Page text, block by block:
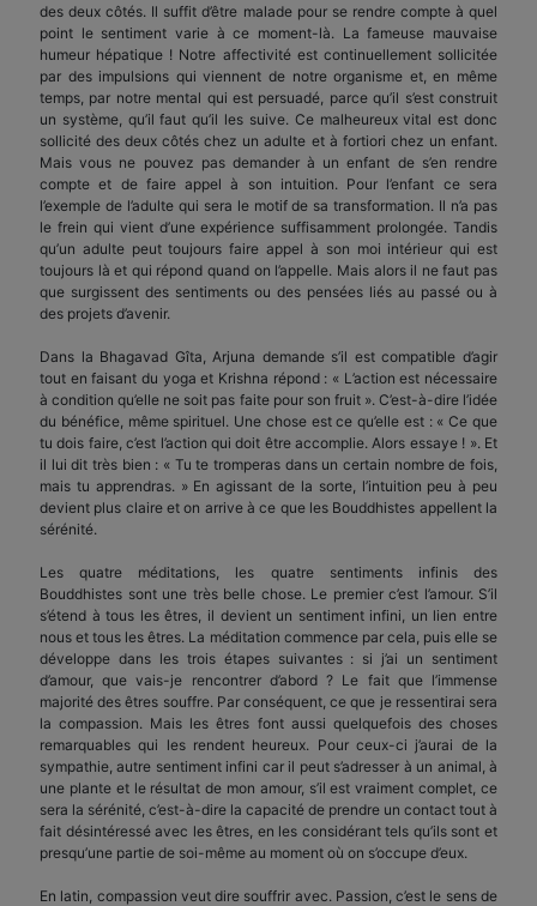
des deux côtés. Il suffit d’être malade pour se rendre compte à quel
point le sentiment varie à ce moment-là. La fameuse mauvaise
humeur hépatique ! Notre affectivité est continuellement sollicitée
par des impulsions qui viennent de notre organisme et, en même
temps, par notre mental qui est persuadé, parce qu’il s’est construit
un système, qu’il faut qu’il les suive. Ce malheureux vital est donc
sollicité des deux côtés chez un adulte et à fortiori chez un enfant.
Mais vous ne pouvez pas demander à un enfant de s’en rendre
compte et de faire appel à son intuition. Pour l’enfant ce sera
l’exemple de l’adulte qui sera le motif de sa transformation. Il n’a pas
le frein qui vient d’une expérience suffisamment prolongée. Tandis
qu’un adulte peut toujours faire appel à son moi intérieur qui est
toujours là et qui répond quand on l’appelle. Mais alors il ne faut pas
que surgissent des sentiments ou des pensées liés au passé ou à
des projets d’avenir.
Dans la Bhagavad Gîta, Arjuna demande s’il est compatible d’agir
tout en faisant du yoga et Krishna répond : « L’action est nécessaire
à condition qu’elle ne soit pas faite pour son fruit ». C’est-à-dire l’idée
du bénéfice, même spirituel. Une chose est ce qu’elle est : « Ce que
tu dois faire, c’est l’action qui doit être accomplie. Alors essaye ! ». Et
il lui dit très bien : « Tu te tromperas dans un certain nombre de fois,
mais tu apprendras. » En agissant de la sorte, l’intuition peu à peu
devient plus claire et on arrive à ce que les Bouddhistes appellent la
sérénité.
Les quatre méditations, les quatre sentiments infinis des
Bouddhistes sont une très belle chose. Le premier c’est l’amour. S’il
s’étend à tous les êtres, il devient un sentiment infini, un lien entre
nous et tous les êtres. La méditation commence par cela, puis elle se
développe dans les trois étapes suivantes : si j’ai un sentiment
d’amour, que vais-je rencontrer d’abord ? Le fait que l’immense
majorité des êtres souffre. Par conséquent, ce que je ressentirai sera
la compassion. Mais les êtres font aussi quelquefois des choses
remarquables qui les rendent heureux. Pour ceux-ci j’aurai de la
sympathie, autre sentiment infini car il peut s’adresser à un animal, à
une plante et le résultat de mon amour, s’il est vraiment complet, ce
sera la sérénité, c’est-à-dire la capacité de prendre un contact tout à
fait désintéressé avec les êtres, en les considérant tels qu’ils sont et
presqu’une partie de soi-même au moment où on s’occupe d’eux.
En latin, compassion veut dire souffrir avec. Passion, c’est le sens de